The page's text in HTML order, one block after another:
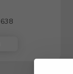
638